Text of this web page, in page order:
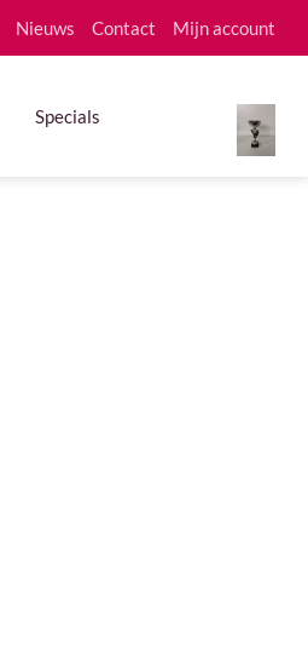
Nieuws Contact Mijn account
Specials